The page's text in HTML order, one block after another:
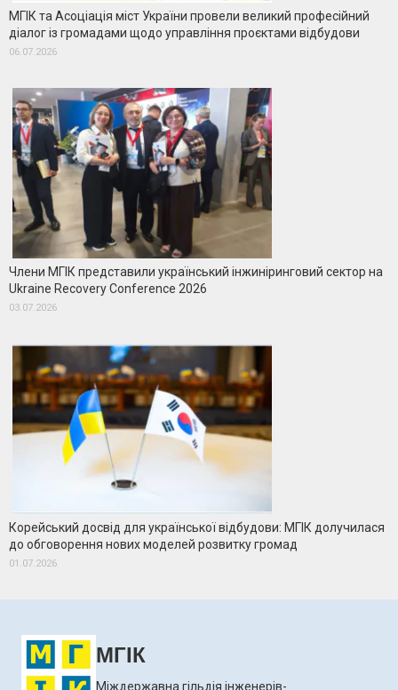
МГІК та Асоціація міст України провели великий професійний
діалог із громадами щодо управління проєктами відбудови
06.07.2026
Члени МГІК представили український інжиніринговий сектор на
Ukraine Recovery Conference 2026
03.07.2026
Корейський досвід для української відбудови: МГІК долучилася
до обговорення нових моделей розвитку громад
01.07.2026
МГІК
Міждержавна гільдія інженерів-